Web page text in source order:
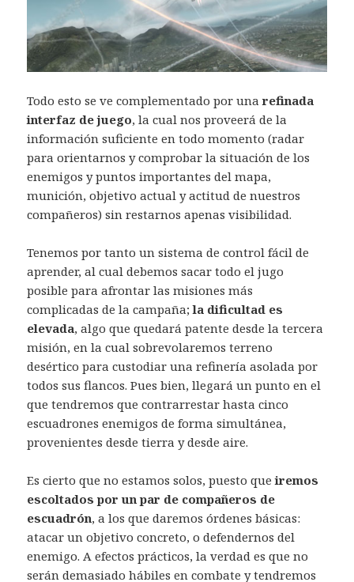
Todo esto se ve complementado por unarefinada
interfaz de juego, la cual nos proveerá de la
información suficiente en todo momento (radar
para orientarnos y comprobar la situación de los
enemigos y puntos importantes del mapa,
munición, objetivo actual y actitud de nuestros
compañeros) sin restarnos apenas visibilidad.
Tenemos por tanto un sistema de control fácil de
aprender, al cual debemos sacar todo el jugo
posible para afrontar las misiones más
complicadas de la campaña; la dificultad es
elevada, algo que quedará patente desde la tercera
misión, en la cual sobrevolaremos terreno
desértico para custodiar una refinería asolada por
todos sus flancos. Pues bien, llegará un punto en el
que tendremos que contrarrestar hasta cinco
escuadrones enemigos de forma simultánea,
provenientes desde tierra y desde aire.
Es cierto que no estamos solos, puesto que iremos
escoltados por un par de compañeros de
escuadrón, a los que daremos órdenes básicas:
atacar un objetivo concreto, o defendernos del
enemigo. A efectos prácticos, la verdad es que no
serán demasiado hábiles en combate y tendremos